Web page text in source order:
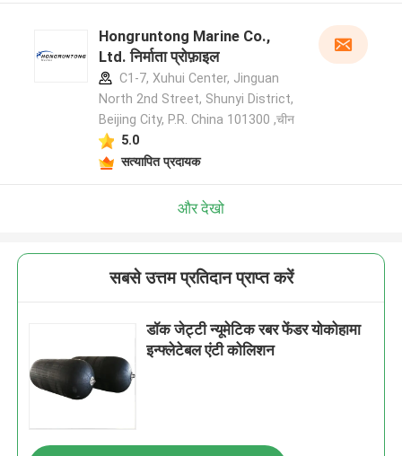
Hongruntong Marine Co.,
Ltd. निर्माता प्रोफ़ाइल
C1-7, Xuhui Center, Jinguan
North 2nd Street, Shunyi District,
Beijing City, P.R. China 101300 ,चीन
5.0
सत्यापित प्रदायक
और देखो
सबसे उत्तम प्रतिदान प्राप्त करें
डॉक जेट्टी न्यूमेटिक रबर फेंडर योकोहामा
इन्फ्लेटेबल एंटी कोलिशन